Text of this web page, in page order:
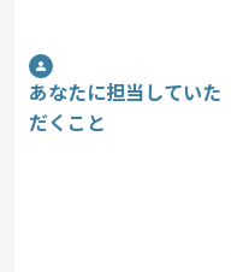
あなたに担当していた
だくこと